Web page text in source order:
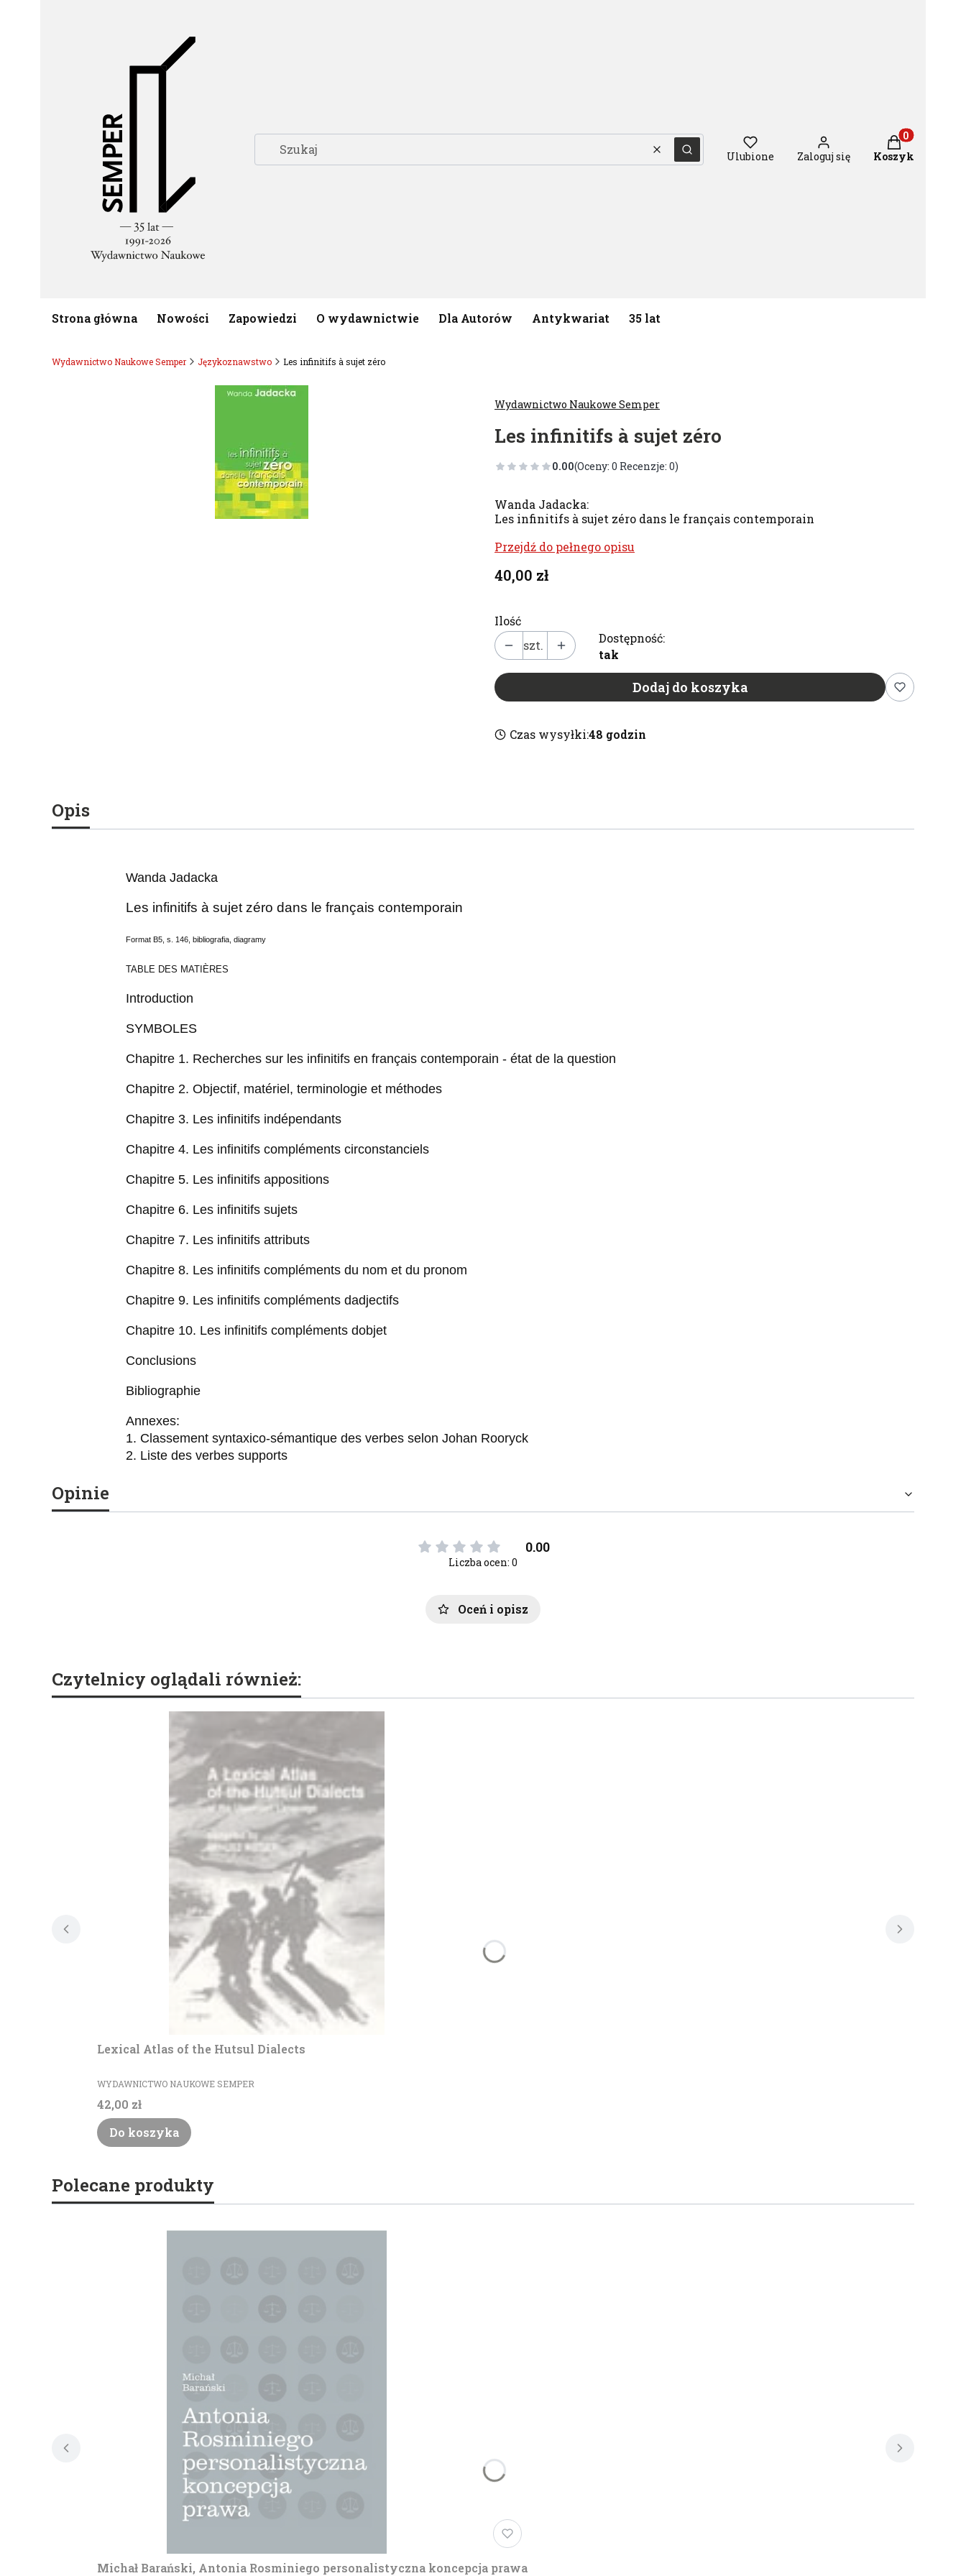
WyczyśćSzukaj Ulubione Zaloguj się
Produkty w
Koszyk
Strona główna Nowości Zapowiedzi O wydawnictwie Dla Autorów Antykwariat 35 lat
Wydawnictwo Naukowe Semper Językoznawstwo Les infinitifs à sujet zéro
Wydawnictwo Naukowe Semper
Les infinitifs à sujet zéro
0.00(Oceny: 0 Recenzje: 0)
Wanda Jadacka:
Les infinitifs à sujet zéro dans le français contemporain
Przejdź do pełnego opisu
Cena
40,00 zł
Ilość
szt.
Dostępność:
tak
Dodaj do koszyka
Czas wysyłki:48 godzin
Opis
Wanda Jadacka
Les infinitifs à sujet zéro dans le français contemporain
Format B5, s. 146, bibliografia, diagramy
TABLE DES MATIÈRES
Introduction
SYMBOLES
Chapitre 1. Recherches sur les infinitifs en français contemporain - état de la question
Chapitre 2. Objectif, matériel, terminologie et méthodes
Chapitre 3. Les infinitifs indépendants
Chapitre 4. Les infinitifs compléments circonstanciels
Chapitre 5. Les infinitifs appositions
Chapitre 6. Les infinitifs sujets
Chapitre 7. Les infinitifs attributs
Chapitre 8. Les infinitifs compléments du nom et du pronom
Chapitre 9. Les infinitifs compléments dadjectifs
Chapitre 10. Les infinitifs compléments dobjet
Conclusions
Bibliographie
Annexes:
1. Classement syntaxico-sémantique des verbes selon Johan Rooryck
2. Liste des verbes supports
Opinie
0.00
Liczba ocen: 0
Oceń i opisz
Czytelnicy oglądali również:
Lexical Atlas of the Hutsul Dialects
PRODUCENT
WYDAWNICTWO NAUKOWE SEMPER
Cena
42,00 zł
Do koszyka
Polecane produkty
Michał Barański, Antonia Rosminiego personalistyczna koncepcja prawa